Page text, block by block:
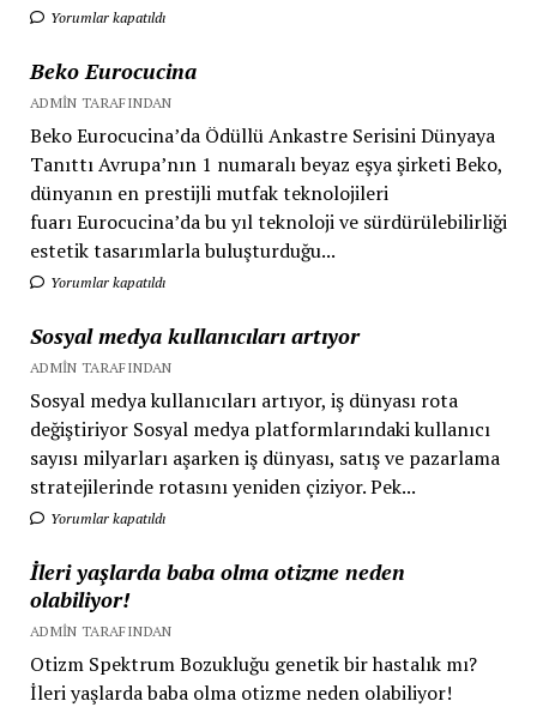
Yorumlar kapatıldı
Beko Eurocucina
ADMIN TARAFINDAN
Beko Eurocucina’da Ödüllü Ankastre Serisini Dünyaya
Tanıttı Avrupa’nın 1 numaralı beyaz eşya şirketi Beko,
dünyanın en prestijli mutfak teknolojileri
fuarı Eurocucina’da bu yıl teknoloji ve sürdürülebilirliği
estetik tasarımlarla buluşturduğu...
Yorumlar kapatıldı
Sosyal medya kullanıcıları artıyor
ADMIN TARAFINDAN
Sosyal medya kullanıcıları artıyor, iş dünyası rota
değiştiriyor Sosyal medya platformlarındaki kullanıcı
sayısı milyarları aşarken iş dünyası, satış ve pazarlama
stratejilerinde rotasını yeniden çiziyor. Pek...
Yorumlar kapatıldı
İleri yaşlarda baba olma otizme neden
olabiliyor!
ADMIN TARAFINDAN
Otizm Spektrum Bozukluğu genetik bir hastalık mı?
İleri yaşlarda baba olma otizme neden olabiliyor!